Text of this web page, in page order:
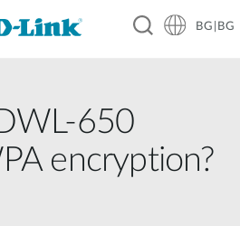
BG|BG
650
encryption?